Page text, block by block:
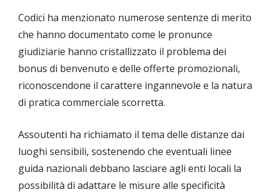
Codici ha menzionato numerose sentenze di merito
che hanno documentato come le pronunce
giudiziarie hanno cristallizzato il problema dei
bonus di benvenuto e delle offerte promozionali,
riconoscendone il carattere ingannevole e la natura
di pratica commerciale scorretta.
Assoutenti ha richiamato il tema delle distanze dai
luoghi sensibili, sostenendo che eventuali linee
guida nazionali debbano lasciare agli enti locali la
possibilità di adattare le misure alle specificità